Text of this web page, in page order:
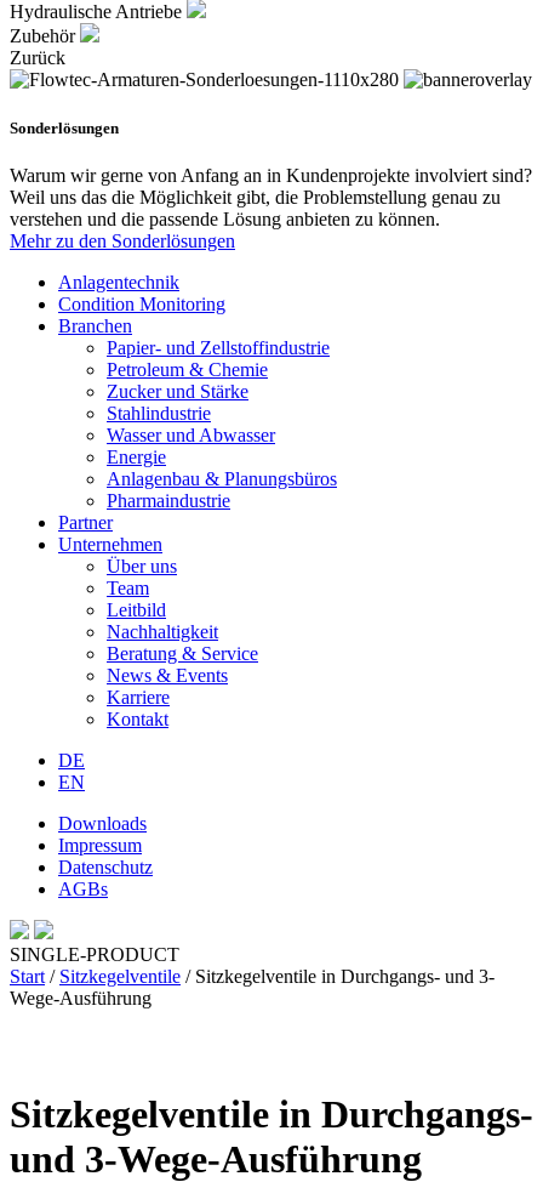
Hydraulische Antriebe
Zubehör
Zurück
Sonderlösungen
Warum wir gerne von Anfang an in Kundenprojekte involviert sind?
Weil uns das die Möglichkeit gibt, die Problemstellung genau zu
verstehen und die passende Lösung anbieten zu können.
Mehr zu den Sonderlösungen
Anlagentechnik
Condition Monitoring
Branchen
Papier- und Zellstoffindustrie
Petroleum & Chemie
Zucker und Stärke
Stahlindustrie
Wasser und Abwasser
Energie
Anlagenbau & Planungsbüros
Pharmaindustrie
Partner
Unternehmen
Über uns
Team
Leitbild
Nachhaltigkeit
Beratung & Service
News & Events
Karriere
Kontakt
DE
EN
Downloads
Impressum
Datenschutz
AGBs
SINGLE-PRODUCT
Start / Sitzkegelventile / Sitzkegelventile in Durchgangs- und 3-
Wege-Ausführung
Sitzkegelventile in Durchgangs-
und 3-Wege-Ausführung